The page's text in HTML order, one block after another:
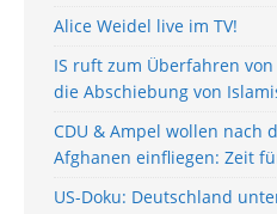
Alice Weidel live im TV!
IS ruft zum Überfahren
die Abschiebung von
CDU & Ampel wollen nach
Afghanen einfliegen: Zeit
US-Doku: Deutschland